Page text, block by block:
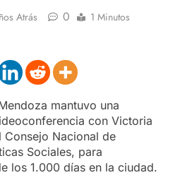
Atrás 0 1 Minutos
mantuvo una
con Victoria
Consejo Nacional de
Sociales, para
los 1.000 días en la ciudad.